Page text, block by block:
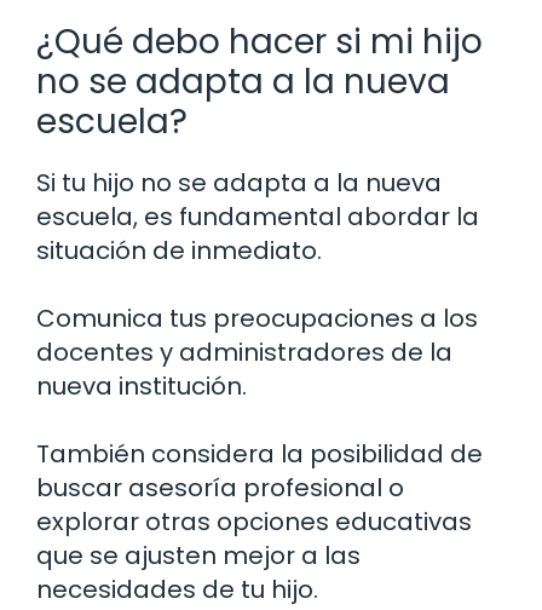
¿Qué debo hacer si mi hijo
no se adapta a la nueva
escuela?
Si tu hijo no se adapta a la nueva
escuela, es fundamental abordar la
situación de inmediato.
Comunica tus preocupaciones a los
docentes y administradores de la
nueva institución.
También considera la posibilidad de
buscar asesoría profesional o
explorar otras opciones educativas
que se ajusten mejor a las
necesidades de tu hijo.